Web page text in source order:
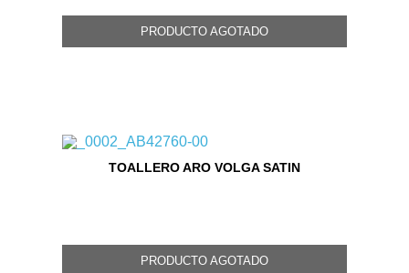
PRODUCTO AGOTADO
TOALLERO ARO VOLGA SATIN
PRODUCTO AGOTADO